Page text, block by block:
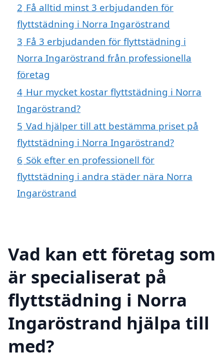
2 Få alltid minst 3 erbjudanden för
flyttstädning i Norra Ingaröstrand
3 Få 3 erbjudanden för flyttstädning i
Norra Ingaröstrand från professionella
företag
4 Hur mycket kostar flyttstädning i Norra
Ingaröstrand?
5 Vad hjälper till att bestämma priset på
flyttstädning i Norra Ingaröstrand?
6 Sök efter en professionell för
flyttstädning i andra städer nära Norra
Ingaröstrand
Vad kan ett företag som
är specialiserat på
flyttstädning i Norra
Ingaröstrand hjälpa till
med?